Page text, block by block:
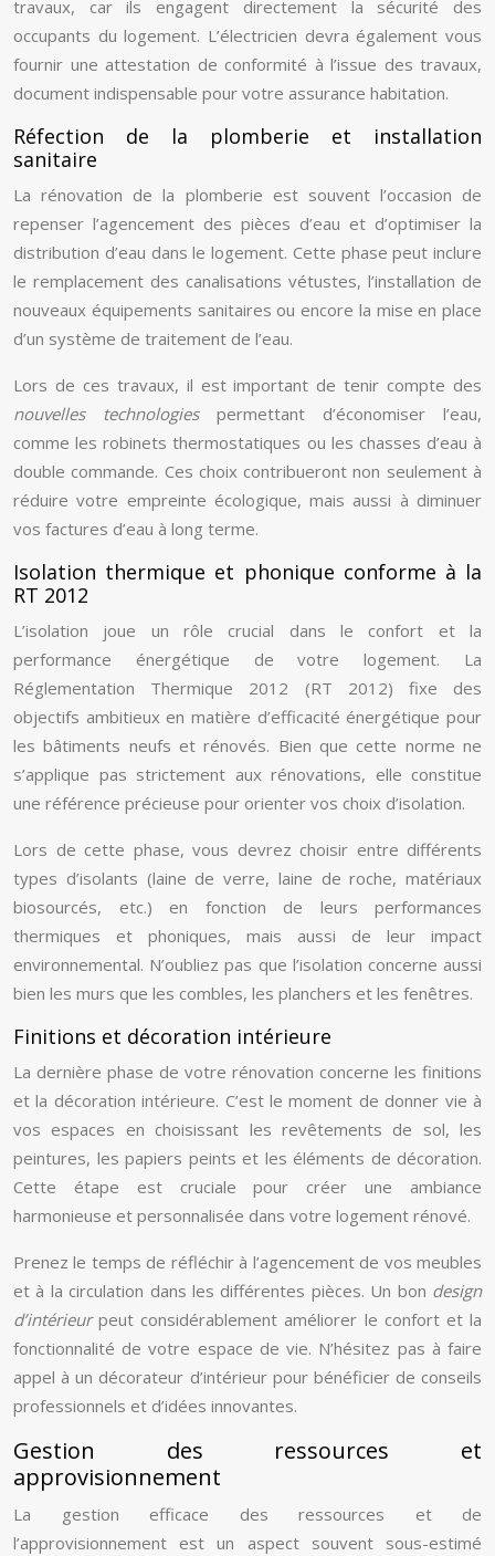
travaux, car ils engagent directement la sécurité des
occupants du logement. L’électricien devra également vous
fournir une attestation de conformité à l’issue des travaux,
document indispensable pour votre assurance habitation.
Réfection de la plomberie et installation
sanitaire
La rénovation de la plomberie est souvent l’occasion de
repenser l’agencement des pièces d’eau et d’optimiser la
distribution d’eau dans le logement. Cette phase peut inclure
le remplacement des canalisations vétustes, l’installation de
nouveaux équipements sanitaires ou encore la mise en place
d’un système de traitement de l’eau.
Lors de ces travaux, il est important de tenir compte des
nouvelles technologies permettant d’économiser l’eau,
comme les robinets thermostatiques ou les chasses d’eau à
double commande. Ces choix contribueront non seulement à
réduire votre empreinte écologique, mais aussi à diminuer
vos factures d’eau à long terme.
Isolation thermique et phonique conforme à la
RT 2012
L’isolation joue un rôle crucial dans le confort et la
performance énergétique de votre logement. La
Réglementation Thermique 2012 (RT 2012) fixe des
objectifs ambitieux en matière d’efficacité énergétique pour
les bâtiments neufs et rénovés. Bien que cette norme ne
s’applique pas strictement aux rénovations, elle constitue
une référence précieuse pour orienter vos choix d’isolation.
Lors de cette phase, vous devrez choisir entre différents
types d’isolants (laine de verre, laine de roche, matériaux
biosourcés, etc.) en fonction de leurs performances
thermiques et phoniques, mais aussi de leur impact
environnemental. N’oubliez pas que l’isolation concerne aussi
bien les murs que les combles, les planchers et les fenêtres.
Finitions et décoration intérieure
La dernière phase de votre rénovation concerne les finitions
et la décoration intérieure. C’est le moment de donner vie à
vos espaces en choisissant les revêtements de sol, les
peintures, les papiers peints et les éléments de décoration.
Cette étape est cruciale pour créer une ambiance
harmonieuse et personnalisée dans votre logement rénové.
Prenez le temps de réfléchir à l’agencement de vos meubles
et à la circulation dans les différentes pièces. Un bon design
d’intérieurpeut considérablement améliorer le confort et la
fonctionnalité de votre espace de vie. N’hésitez pas à faire
appel à un décorateur d’intérieur pour bénéficier de conseils
professionnels et d’idées innovantes.
Gestion des ressources et
approvisionnement
La gestion efficace des ressources et de
l’approvisionnement est un aspect souvent sous-estimé